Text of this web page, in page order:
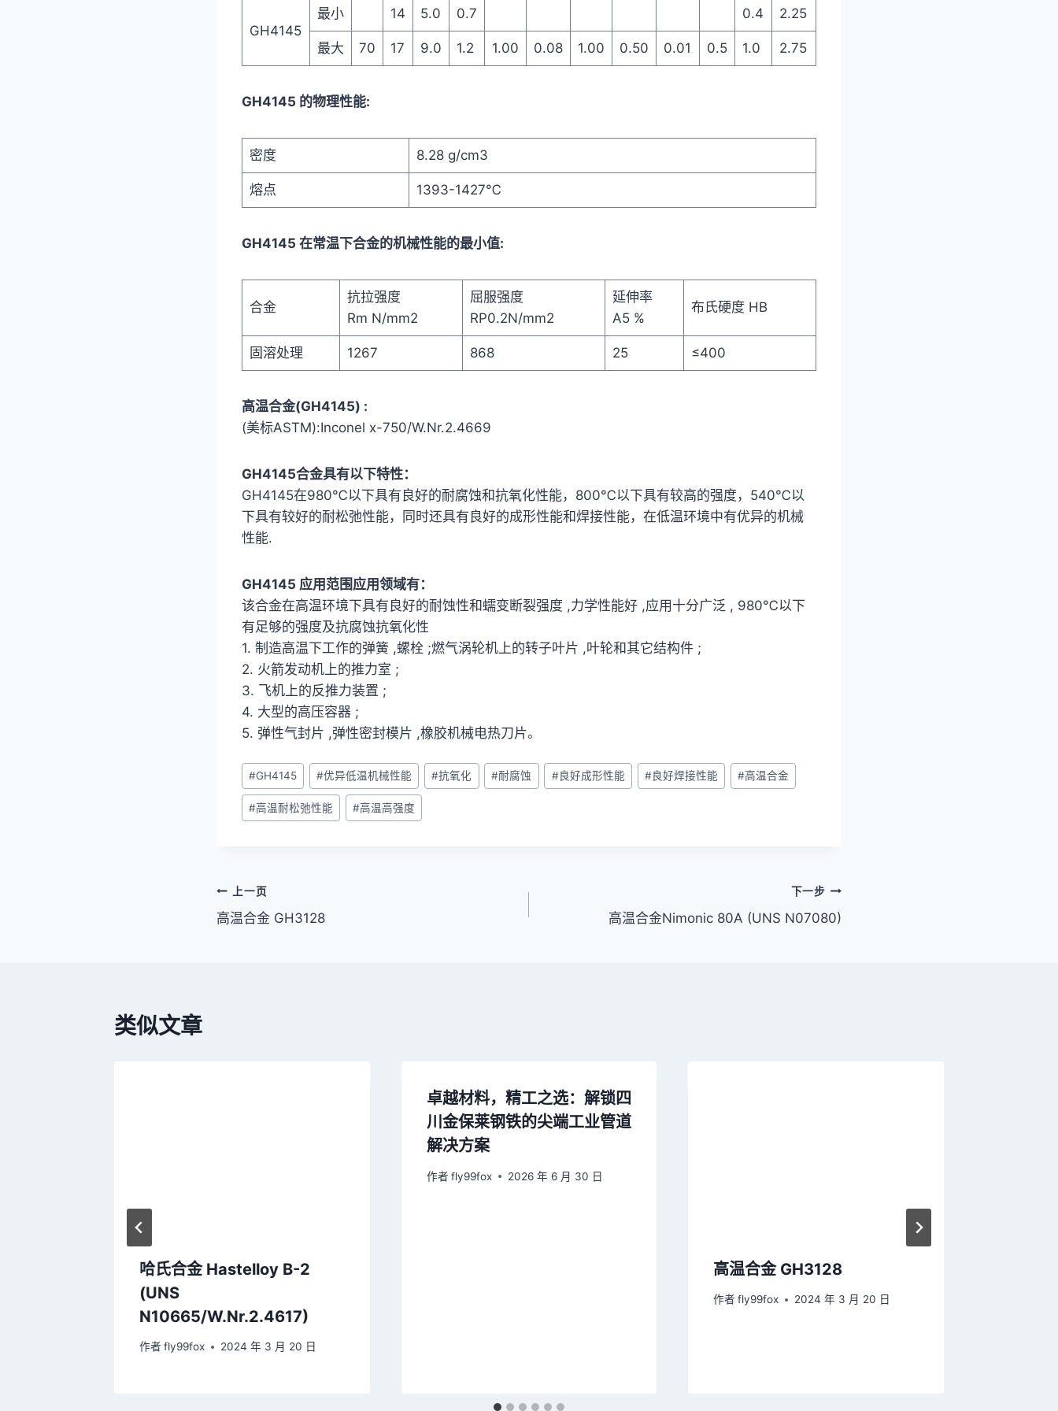
GH4145
最小 14 5.0 0.7 0.4 2.25
最大 70 17 9.0 1.2 1.00 0.08 1.00 0.50 0.01 0.5 1.0 2.75
GH4145 的物理性能:
密度 8.28 g/cm3
熔点 1393-1427℃
GH4145 在常温下合金的机械性能的最小值:
合金
抗拉强度
Rm N/mm2
屈服强度
RP0.2N/mm2
延伸率
A5 %
布氏硬度 HB
固溶处理 1267 868 25 ≤400
高温合金(GH4145) :
(美标ASTM):Inconel x-750/W.Nr.2.4669
GH4145合金具有以下特性：
GH4145在980℃以下具有良好的耐腐蚀和抗氧化性能，800℃以下具有较高的强度，540℃以
下具有较好的耐松弛性能，同时还具有良好的成形性能和焊接性能，在低温环境中有优异的机械
性能.
GH4145 应用范围应用领域有：
该合金在高温环境下具有良好的耐蚀性和蠕变断裂强度 ,力学性能好 ,应用十分广泛 , 980℃以下
有足够的强度及抗腐蚀抗氧化性
1. 制造高温下工作的弹簧 ,螺栓 ;燃气涡轮机上的转子叶片 ,叶轮和其它结构件 ;
2. 火箭发动机上的推力室 ;
3. 飞机上的反推力装置 ;
4. 大型的高压容器 ;
5. 弹性气封片 ,弹性密封模片 ,橡胶机械电热刀片。
文
章
标
#GH4145 #优异低温机械性能 #抗氧化 #耐腐蚀 #良好成形性能 #良好焊接性能 #高温合金
#高温耐松弛性能 #高温高强度
文
章
上一页
高温合金 GH3128
下一步
高温合金Nimonic 80A (UNS N07080)
类似文章
哈氏合金 Hastelloy B-2
(UNS
N10665/W.Nr.2.4617)
作者 fly99fox 2024 年 3 月 20 日
卓越材料，精工之选：解锁四
川金保莱钢铁的尖端工业管道
解决方案
作者 fly99fox 2026 年 6 月 30 日
高温合金 GH3128
作者 fly99fox 2024 年 3 月 20 日